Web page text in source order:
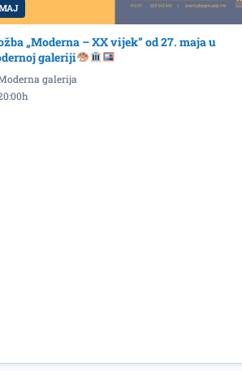
„Moderna – XX vijek” od 27. maja u
galeriji
galerija